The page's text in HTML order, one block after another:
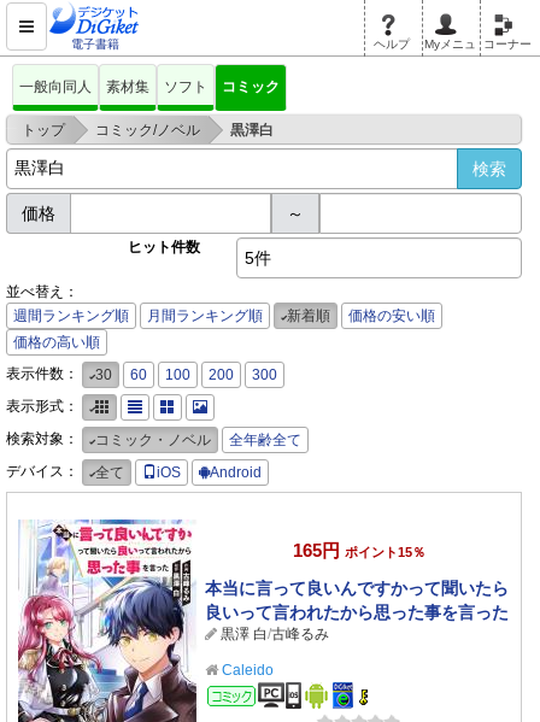
電子書籍 ヘルプ Myメニュ コーナー
一般向同人 素材集 ソフト コミック
トップ > コミック/ノベル > 黒澤白
価格 ～
ヒット件数
5件
並べ替え：
週間ランキング順
月間ランキング順 新着順
価格の安い順
価格の高い順
表示件数：
30 60 100 200
300
表示形式：
検索対象：
コミック・ノベル
全年齢全て
デバイス：
全て iOS Android
165円 ポイント15％
本当に言って良いんですかって聞いたら
良いって言われたから思った事を言った
5 黒澤 白/古峰るみ
Caleido
コミック